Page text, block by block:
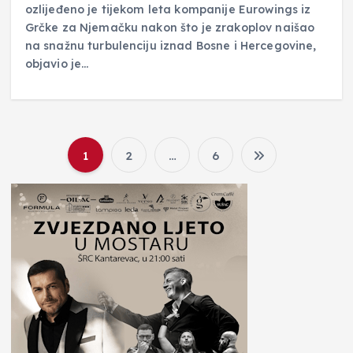
ozlijeđeno je tijekom leta kompanije Eurowings iz
Grčke za Njemačku nakon što je zrakoplov naišao
na snažnu turbulenciju iznad Bosne i Hercegovine,
objavio je…
B
r
o
j
e
1 2 … 6